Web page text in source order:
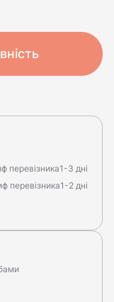
перевізника1-3 дні
перевізника1-2 дні